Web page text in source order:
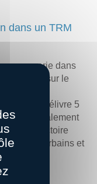
dans un TRM
messagerie dans
d’affaires sur le
de 250
et délivre 5
principalement
sa trajectoire
milieux urbains et
gains